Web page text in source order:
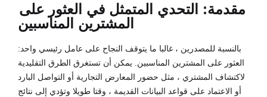
مقدمة: التحدي المتمثل في العثور على
المشترين المناسبين
بالنسبة للمصدرين ، غالبا ما يتوقف النجاح على عامل رئيسي واحد:
العثور على المشترين المناسبين. يمكن أن تستغرق الطرق التقليدية
لاكتشاف المشتري ، مثل حضور المعارض التجارية أو التواصل البارد
أو الاعتماد على قواعد البيانات القديمة ، وقتا طويلا وتؤدي إلى نتائج